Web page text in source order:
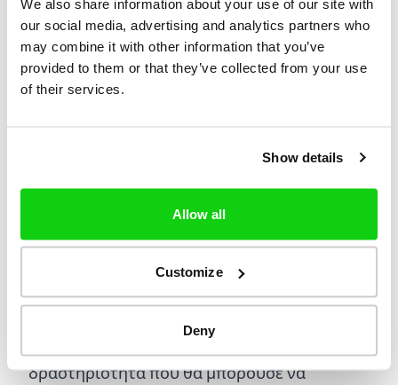
We also share information about your use of our site with
our social media, advertising and analytics partners who
may combine it with other information that you’ve
provided to them or that they’ve collected from your use
of their services.
Show details
Allow all
Customize
Deny
παράνομο τρόπο ή κατά παράβαση των
παρόντων Όρων
Να πωλείτε, να αντιγράφετε, να ενοικιάζετε,
να εκμισθώνετε, να δανείζετε, να διανέμετε,
να συμμετάσχετε σε οποιαδήποτε
δραστηριότητα που θα μπορούσε να